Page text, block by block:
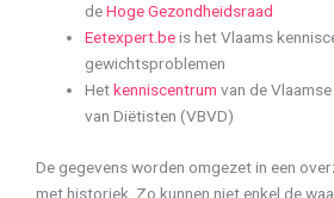
deHoge Gezondheidsraad
Eetexpert.beis het Vlaams
gewichtsproblemen
Hetkenniscentrum van de
van Diëtisten (VBVD)
De gegevens worden omgezet in een
met historiek. Zo kunnen niet enkel de